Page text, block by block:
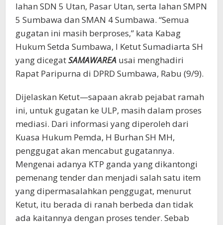
lahan SDN 5 Utan, Pasar Utan, serta lahan SMPN
5 Sumbawa dan SMAN 4 Sumbawa. “Semua
gugatan ini masih berproses,” kata Kabag
Hukum Setda Sumbawa, I Ketut Sumadiarta SH
yang dicegatSAMAWAREA usai menghadiri
Rapat Paripurna di DPRD Sumbawa, Rabu (9/9).
Dijelaskan Ketut—sapaan akrab pejabat ramah
ini, untuk gugatan ke ULP, masih dalam proses
mediasi. Dari informasi yang diperoleh dari
Kuasa Hukum Pemda, H Burhan SH MH,
penggugat akan mencabut gugatannya.
Mengenai adanya KTP ganda yang dikantongi
pemenang tender dan menjadi salah satu item
yang dipermasalahkan penggugat, menurut
Ketut, itu berada di ranah berbeda dan tidak
ada kaitannya dengan proses tender. Sebab